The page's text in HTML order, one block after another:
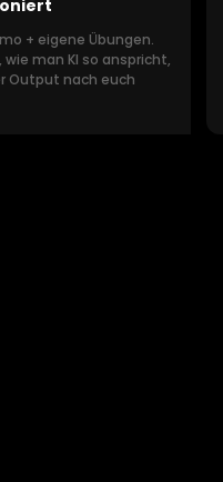
+ eigene Übungen.
wie man KI so anspricht,
Output nach euch